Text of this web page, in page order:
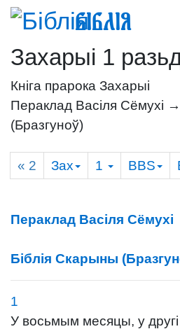
Біблія
Захарыі 1
Кніга прарока Захарыі
Пераклад Васіля Сёмухі
(Бразгуноў)
« 2 Зах 1 BBS
Пераклад Васіля Сёмухі
Біблія Скарыны
1
У восьмым месяцы, у